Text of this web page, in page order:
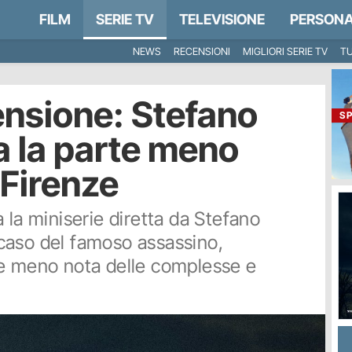
FILM SERIE TV TELEVISIONE
NEWS RECENSIONI MIGLIORI SERIE TV
Stefano
la parte meno
miniserie diretta da Stefano
del famoso assassino,
meno nota delle complesse e